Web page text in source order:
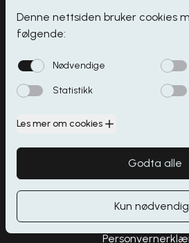
Myrdalsvegen 2,5130
Åpningstider
Spisesteder